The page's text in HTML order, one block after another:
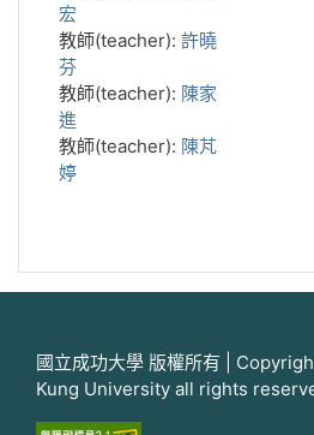
宏
教師(teacher): 許曉
芬
教師(teacher): 陳家
進
教師(teacher): 陳芃
婷
國立成功大學 版權所有 |
Kung University all rights